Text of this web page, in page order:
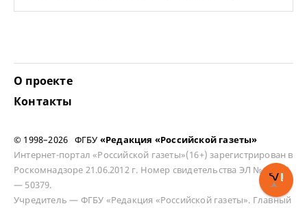
О проекте
Контакты
© 1998–2026 ФГБУ «Редакция «Российской газеты»
Интернет-портал «Российской газеты»(16+) зарегистрирован в
Роскомнадзоре 21.06.2012 г. Номер свидетельства ЭЛ № ФС 77
— 50379.
Учредитель — ФГБУ «Редакция «Российской газеты». Главный